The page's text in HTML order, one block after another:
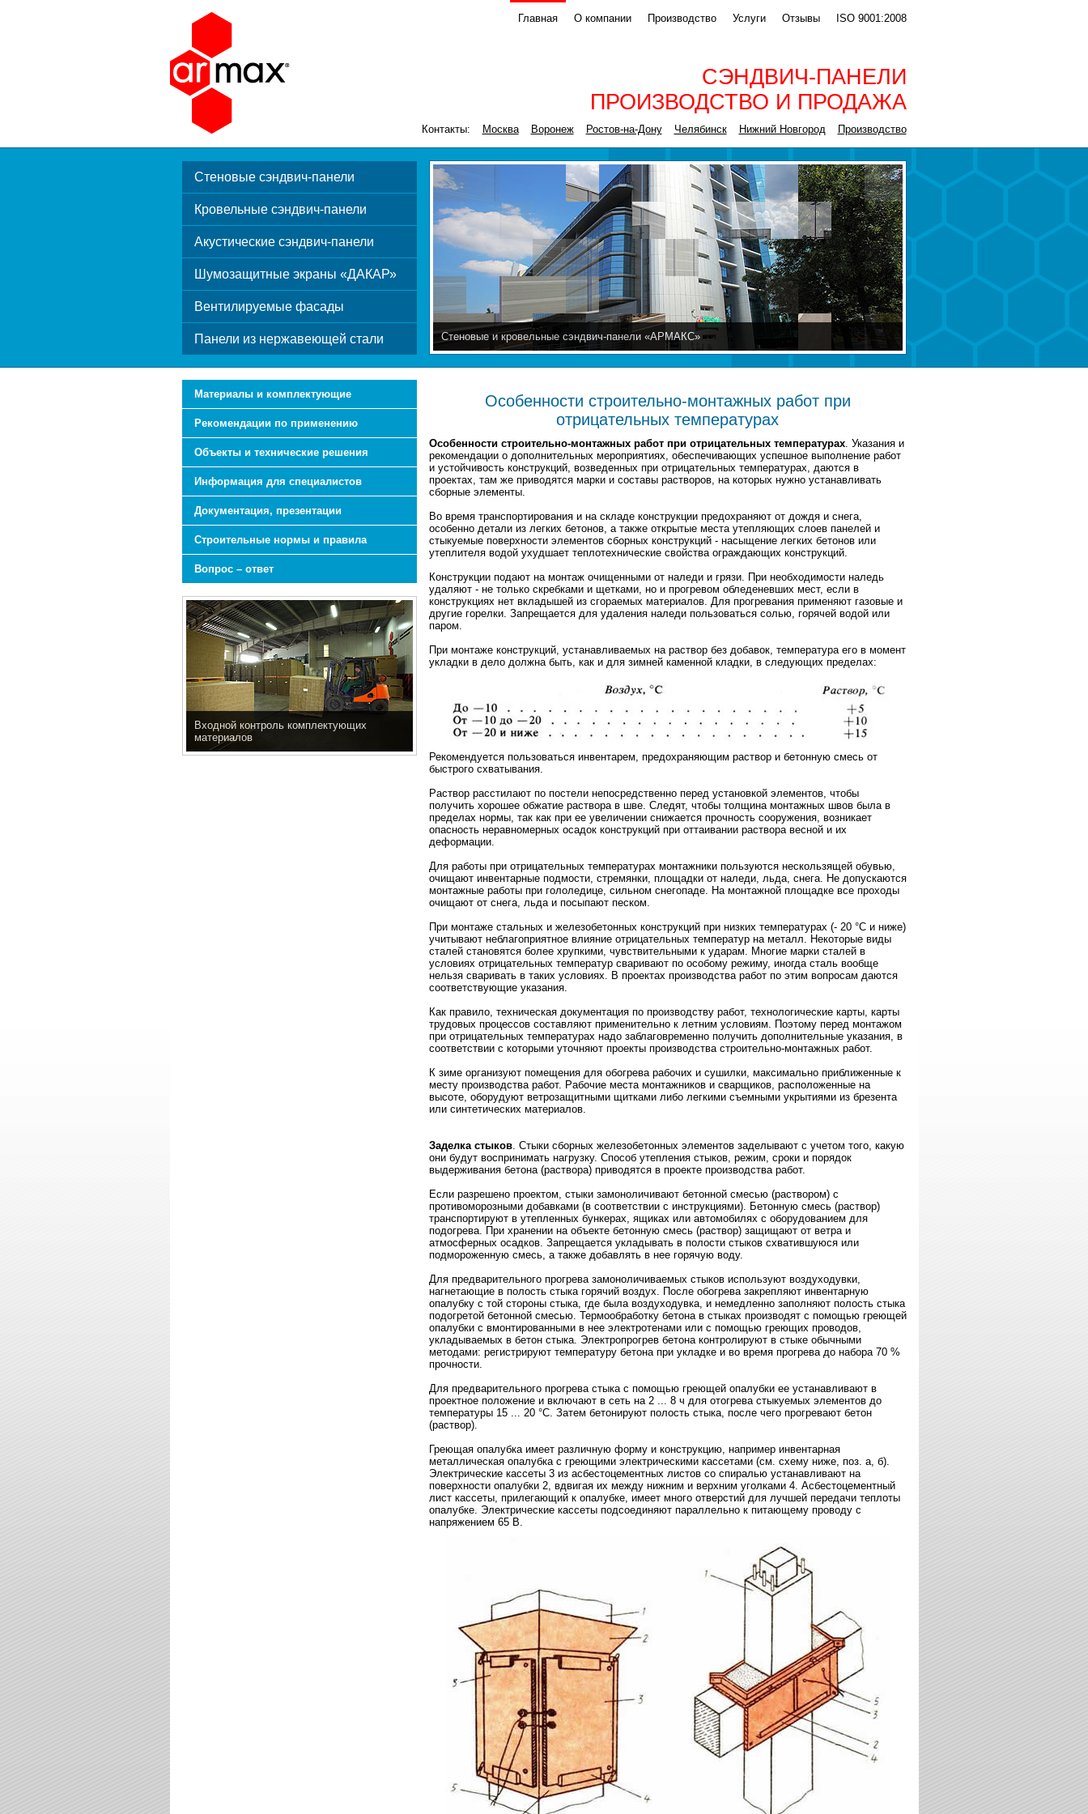
Главная О компании Производство Услуги Отзывы ISO 9001:2008
СЭНДВИЧ-ПАНЕЛИ
ПРОИЗВОДСТВО И ПРОДАЖА
Контакты: Москва Воронеж Ростов-на-Дону Челябинск Нижний Новгород Производство
Стеновые сэндвич-панели
Кровельные сэндвич-панели
Акустические сэндвич-панели
Шумозащитные экраны «ДАКАР»
Вентилируемые фасады
Панели из нержавеющей стали Стеновые и кровельные сэндвич-панели «АРМАКС»
Материалы и комплектующие
Рекомендации по применению
Объекты и технические решения
Информация для специалистов
Документация, презентации
Строительные нормы и правила
Вопрос – ответ
Входной контроль комплектующих
материалов
Особенности строительно-монтажных работ при
отрицательных температурах
Особенности строительно-монтажных работ при отрицательных температурах. Указания и
рекомендации о дополнительных мероприятиях, обеспечивающих успешное выполнение работ
и устойчивость конструкций, возведенных при отрицательных температурах, даются в
проектах, там же приводятся марки и составы растворов, на которых нужно устанавливать
сборные элементы.
Во время транспортирования и на складе конструкции предохраняют от дождя и снега,
особенно детали из легких бетонов, а также открытые места утепляющих слоев панелей и
стыкуемые поверхности элементов сборных конструкций - насыщение легких бетонов или
утеплителя водой ухудшает теплотехнические свойства ограждающих конструкций.
Конструкции подают на монтаж очищенными от наледи и грязи. При необходимости наледь
удаляют - не только скребками и щетками, но и прогревом обледеневших мест, если в
конструкциях нет вкладышей из сгораемых материалов. Для прогревания применяют газовые и
другие горелки. Запрещается для удаления наледи пользоваться солью, горячей водой или
паром.
При монтаже конструкций, устанавливаемых на раствор без добавок, температура его в момент
укладки в дело должна быть, как и для зимней каменной кладки, в следующих пределах:
Рекомендуется пользоваться инвентарем, предохраняющим раствор и бетонную смесь от
быстрого схватывания.
Раствор расстилают по постели непосредственно перед установкой элементов, чтобы
получить хорошее обжатие раствора в шве. Следят, чтобы толщина монтажных швов была в
пределах нормы, так как при ее увеличении снижается прочность сооружения, возникает
опасность неравномерных осадок конструкций при оттаивании раствора весной и их
деформации.
Для работы при отрицательных температурах монтажники пользуются нескользящей обувью,
очищают инвентарные подмости, стремянки, площадки от наледи, льда, снега. Не допускаются
монтажные работы при гололедице, сильном снегопаде. На монтажной площадке все проходы
очищают от снега, льда и посыпают песком.
При монтаже стальных и железобетонных конструкций при низких температурах (- 20 °С и ниже)
учитывают неблагоприятное влияние отрицательных температур на металл. Некоторые виды
сталей становятся более хрупкими, чувствительными к ударам. Многие марки сталей в
условиях отрицательных температур сваривают по особому режиму, иногда сталь вообще
нельзя сваривать в таких условиях. В проектах производства работ по этим вопросам даются
соответствующие указания.
Как правило, техническая документация по производству работ, технологические карты, карты
трудовых процессов составляют применительно к летним условиям. Поэтому перед монтажом
при отрицательных температурах надо заблаговременно получить дополнительные указания, в
соответствии с которыми уточняют проекты производства строительно-монтажных работ.
К зиме организуют помещения для обогрева рабочих и сушилки, максимально приближенные к
месту производства работ. Рабочие места монтажников и сварщиков, расположенные на
высоте, оборудуют ветрозащитными щитками либо легкими съемными укрытиями из брезента
или синтетических материалов.
Заделка стыков. Стыки сборных железобетонных элементов заделывают с учетом того, какую
они будут воспринимать нагрузку. Способ утепления стыков, режим, сроки и порядок
выдерживания бетона (раствора) приводятся в проекте производства работ.
Если разрешено проектом, стыки замоноличивают бетонной смесью (раствором) с
противоморозными добавками (в соответствии с инструкциями). Бетонную смесь (раствор)
транспортируют в утепленных бункерах, ящиках или автомобилях с оборудованием для
подогрева. При хранении на объекте бетонную смесь (раствор) защищают от ветра и
атмосферных осадков. Запрещается укладывать в полости стыков схватившуюся или
подмороженную смесь, а также добавлять в нее горячую воду.
Для предварительного прогрева замоноличиваемых стыков используют воздуходувки,
нагнетающие в полость стыка горячий воздух. После обогрева закрепляют инвентарную
опалубку с той стороны стыка, где была воздуходувка, и немедленно заполняют полость стыка
подогретой бетонной смесью. Термообработку бетона в стыках производят с помощью греющей
опалубки с вмонтированными в нее электротенами или с помощью греющих проводов,
укладываемых в бетон стыка. Электропрогрев бетона контролируют в стыке обычными
методами: регистрируют температуру бетона при укладке и во время прогрева до набора 70 %
прочности.
Для предварительного прогрева стыка с помощью греющей опалубки ее устанавливают в
проектное положение и включают в сеть на 2 ... 8 ч для отогрева стыкуемых элементов до
температуры 15 ... 20 °С. Затем бетонируют полость стыка, после чего прогревают бетон
(раствор).
Греющая опалубка имеет различную форму и конструкцию, например инвентарная
металлическая опалубка с греющими электрическими кассетами (см. схему ниже, поз. а, б).
Электрические кассеты 3 из асбестоцементных листов со спиралью устанавливают на
поверхности опалубки 2, вдвигая их между нижним и верхним уголками 4. Асбестоцементный
лист кассеты, прилегающий к опалубке, имеет много отверстий для лучшей передачи теплоты
опалубке. Электрические кассеты подсоединяют параллельно к питающему проводу с
напряжением 65 В.